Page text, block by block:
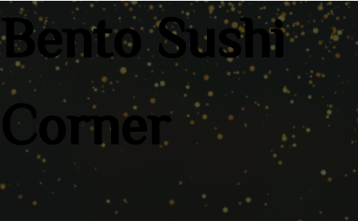
Bento Sushi
Corner